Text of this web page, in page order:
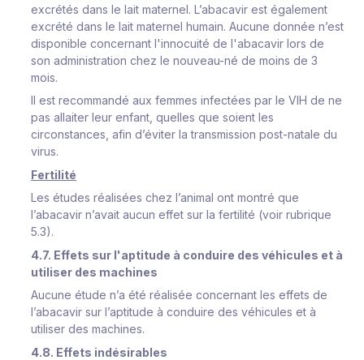
excrétés dans le lait maternel. L’abacavir est également
excrété dans le lait maternel humain. Aucune donnée n’est
disponible concernant l'innocuité de l'abacavir lors de
son administration chez le nouveau-né de moins de 3
mois.
Il est recommandé aux femmes infectées par le VIH de ne
pas allaiter leur enfant, quelles que soient les
circonstances, afin d’éviter la transmission post-natale du
virus.
Fertilité
Les études réalisées chez l’animal ont montré que
l’abacavir n’avait aucun effet sur la fertilité (voir rubrique
5.3).
4.7. Effets sur l'aptitude à conduire des véhicules et à
utiliser des machines
Aucune étude n’a été réalisée concernant les effets de
l’abacavir sur l’aptitude à conduire des véhicules et à
utiliser des machines.
4.8. Effets indésirables